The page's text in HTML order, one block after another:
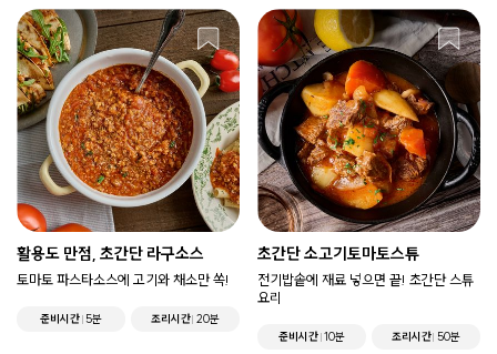
활용도 만점, 초간단 라구소스
토마토 파스타소스에 고기와 채소만 쏙!
준비시간 5분 조리시간 20분
초간단 소고기토마토스튜
전기밥솥에 재료 넣으면 끝! 초간단 스튜
요리
준비시간 10분 조리시간 50분